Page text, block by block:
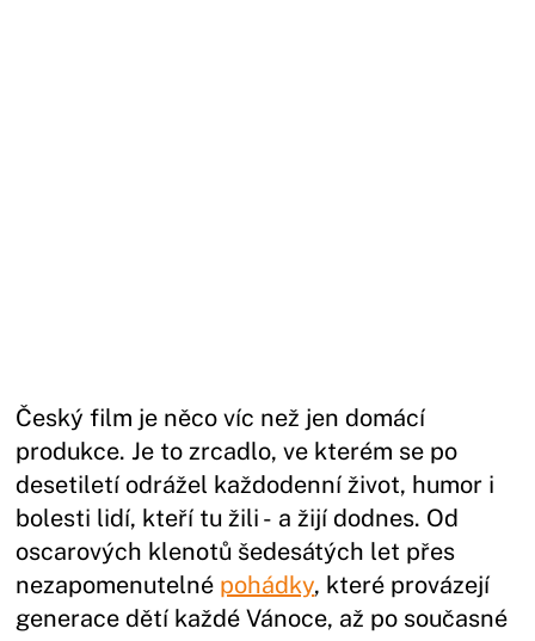
Český film je něco víc než jen domácí
produkce. Je to zrcadlo, ve kterém se po
desetiletí odrážel každodenní život, humor i
bolesti lidí, kteří tu žili - a žijí dodnes. Od
oscarových klenotů šedesátých let přes
nezapomenutelné pohádky, které provázejí
generace dětí každé Vánoce, až po současné